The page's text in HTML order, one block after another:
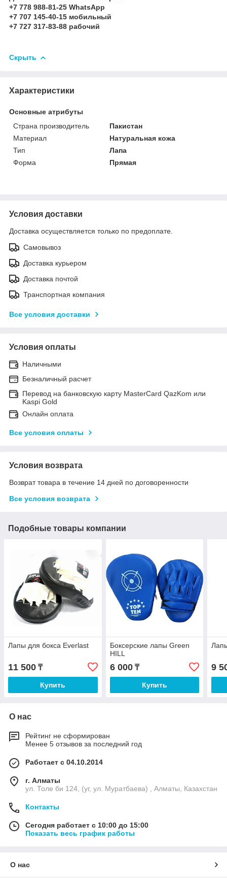
+7 778 988-81-25 WhatsApp
+7 707 145-40-15 мобильный
+7 727 317-83-88 рабочий
Скрыть
Характеристики
Основные атрибуты
Страна производитель
Пакистан
Материал
Натуральная кожа
Тип
Лапа
Форма
Прямая
Условия доставки
Доставка осуществляется только по предоплате.
Самовывоз
Доставка курьером
Доставка почтой
Транспортная компания
Все условия доставки
Условия оплаты
Наличными
Безналичный расчет
Перевод на банковскую карту MasterCard QazKom или
Kaspi Gold
Онлайн оплата
Все условия оплаты
Условия возврата
Возврат товара в течение 14 дней по договоренности
Все условия возврата
Подобные товары компании
Лапы для бокса Everlast
11 500 ₸
Купить
Боксерские лапы Green
HILL
6 000₸
Купить
9
О нас
Рейтинг не сформирован
Менее 5 отзывов за последний год
Работает с 04.10.2014
г. Алматы
ул. Толе би 124, (уг, ул. Муратбаева) , Алматы, Казахстан
Контакты
Сегодня работает с 10:00 до 15:00
Показать весь график работы
О нас